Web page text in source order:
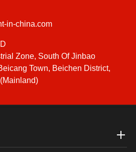
in-china.com
Zone, South Of Jinbao
Town, Beichen District,